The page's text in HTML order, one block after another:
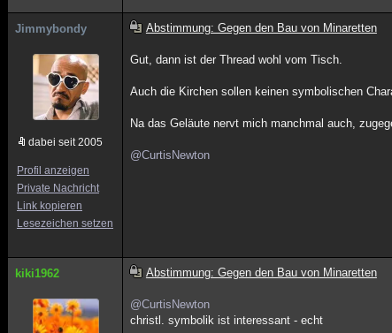
Jimmybondy
dabei seit 2005
Profil anzeigen
Private Nachricht
Link kopieren
Lesezeichen setzen
Abstimmung: Gegen den Bau von Minaretten
Gut, dann ist der Thread wohl vom Tisch.
Auch die Kirchen sollen keinen symbolischen
Na das Geläute nervt mich manchmal auch,
@CurtisNewton
kiki1962 Abstimmung: Gegen den Bau von Minaretten
@CurtisNewton
christl. symbolik ist interessant - echt